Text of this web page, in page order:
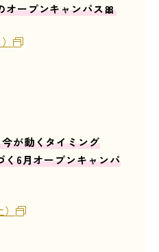
オープンキャンパス🎀
が動くタイミング
く6月オープンキャンパ